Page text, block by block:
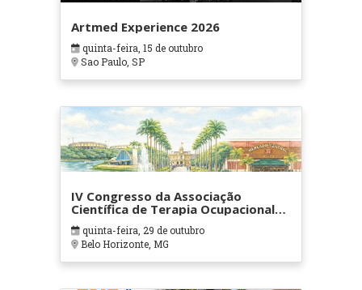
Artmed Experience 2026
quinta-feira, 15 de outubro
Sao Paulo, SP
IV Congresso da Associação
Científica de Terapia Ocupacional
em Contextos Hospitalares e
Cuidados Paliativos - ATOHOSP
quinta-feira, 29 de outubro
Belo Horizonte, MG